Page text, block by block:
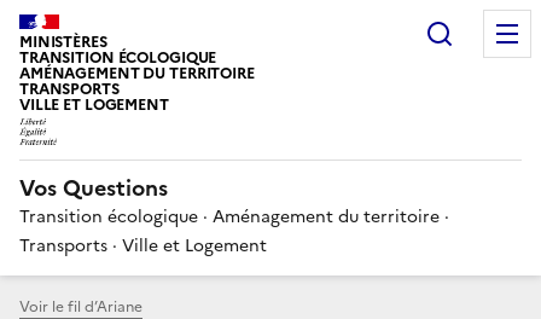
MINISTÈRES
TRANSITION ÉCOLOGIQUE
AMÉNAGEMENT DU TERRITOIRE
TRANSPORTS
VILLE ET LOGEMENT
Vos Questions
Transition écologique · Aménagement du territoire ·
Transports · Ville et Logement
Voir le fil d’Ariane